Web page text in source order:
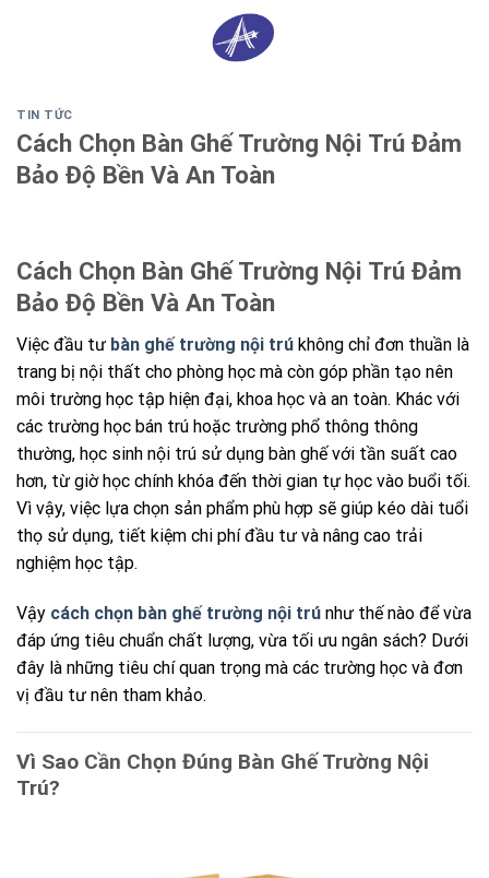
TIN TỨC
Cách Chọn Bàn Ghế Trường Nội Trú Đảm
Bảo Độ Bền Và An Toàn
Cách Chọn Bàn Ghế Trường Nội Trú Đảm
Bảo Độ Bền Và An Toàn
Việc đầu tư bàn ghế trường nội trú không chỉ đơn thuần là
trang bị nội thất cho phòng học mà còn góp phần tạo nên
môi trường học tập hiện đại, khoa học và an toàn. Khác với
các trường học bán trú hoặc trường phổ thông thông
thường, học sinh nội trú sử dụng bàn ghế với tần suất cao
hơn, từ giờ học chính khóa đến thời gian tự học vào buổi tối.
Vì vậy, việc lựa chọn sản phẩm phù hợp sẽ giúp kéo dài tuổi
thọ sử dụng, tiết kiệm chi phí đầu tư và nâng cao trải
nghiệm học tập.
Vậy cách chọn bàn ghế trường nội trú như thế nào để vừa
đáp ứng tiêu chuẩn chất lượng, vừa tối ưu ngân sách? Dưới
đây là những tiêu chí quan trọng mà các trường học và đơn
vị đầu tư nên tham khảo.
Vì Sao Cần Chọn Đúng Bàn Ghế Trường Nội
Trú?